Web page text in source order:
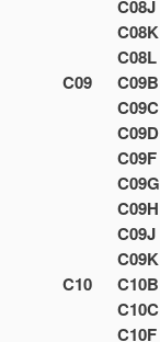
C08J
C08K
C08L
C09 C09B
C09C
C09D
C09F
C09G
C09H
C09J
C09K
C10 C10B
C10C
C10F